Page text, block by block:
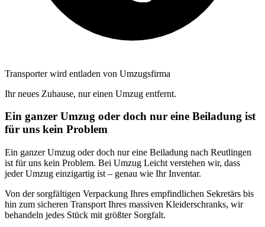
Transporter wird entladen von Umzugsfirma
Ihr neues Zuhause, nur einen Umzug entfernt.
Ein ganzer Umzug oder doch nur eine Beiladung ist
für uns kein Problem
Ein ganzer Umzug oder doch nur eine Beiladung nach Reutlingen
ist für uns kein Problem. Bei Umzug Leicht verstehen wir, dass
jeder Umzug einzigartig ist – genau wie Ihr Inventar.
Von der sorgfältigen Verpackung Ihres empfindlichen Sekretärs bis
hin zum sicheren Transport Ihres massiven Kleiderschranks, wir
behandeln jedes Stück mit größter Sorgfalt.